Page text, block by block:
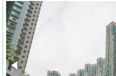
成
交
业
主
放